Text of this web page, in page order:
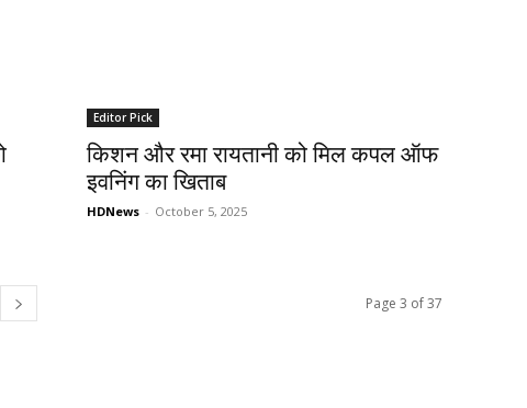
Editor Pick
किशन और रमा रायतानी को मिल कपल ऑफ
इवनिंग का खिताब
HDNews - October 5, 2025
Page 3 of 37